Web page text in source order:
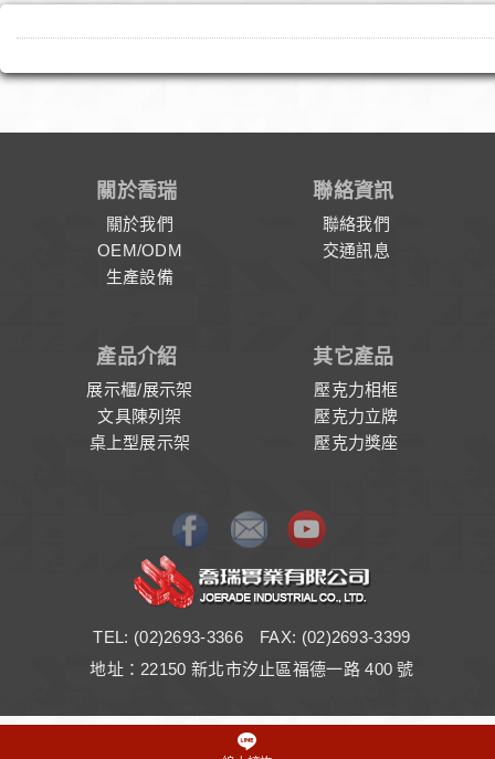
關於喬瑞
關於我們
OEM/ODM
生產設備
聯絡資訊
聯絡我們
交通訊息
產品介紹
展示櫃/展示架
文具陳列架
桌上型展示架
其它產品
壓克力相框
壓克力立牌
壓克力獎座
TEL: (02)2693-3366 FAX: (02)2693-3399
地址：22150 新北市汐止區福德一路 400 號
English/